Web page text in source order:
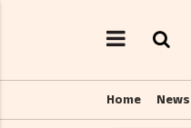
Home News